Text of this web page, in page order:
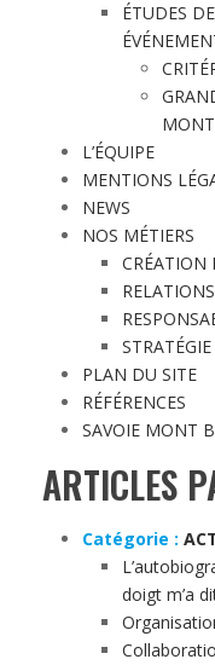
ÉTUDES
L’ÉQUIPE
MENTIONS
NEWS
NOS MÉTIERS
CRÉATION
PLAN DU SITE
RÉFÉRENCES
SAVOIE MONT
ARTICLES
Catégorie :
doigt m’a